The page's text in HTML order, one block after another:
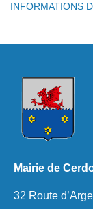
INFORMATIONS
Mairie de
32 Route